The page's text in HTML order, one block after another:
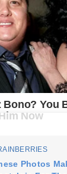
Bono? You
Now